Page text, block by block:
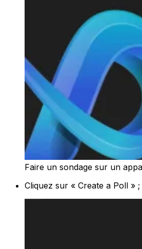
Faire un sondage sur un
Cliquez sur « Create a Poll » ;